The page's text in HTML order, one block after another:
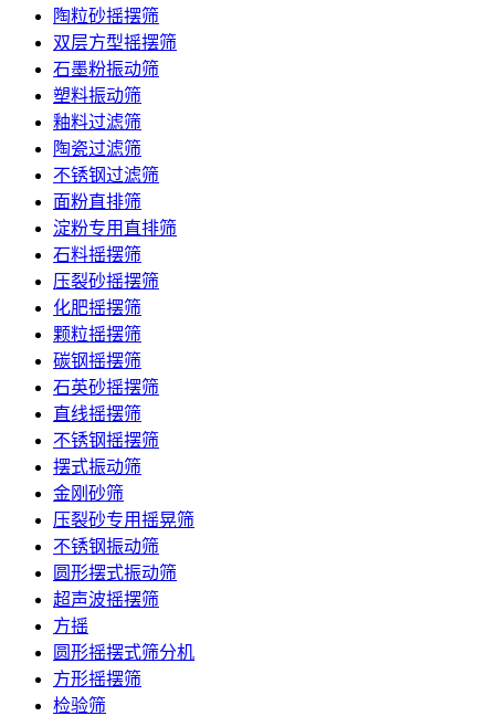
陶粒砂摇摆筛
双层方型摇摆筛
石墨粉振动筛
塑料振动筛
釉料过滤筛
陶瓷过滤筛
不锈钢过滤筛
面粉直排筛
淀粉专用直排筛
石料摇摆筛
压裂砂摇摆筛
化肥摇摆筛
颗粒摇摆筛
碳钢摇摆筛
石英砂摇摆筛
直线摇摆筛
不锈钢摇摆筛
摆式振动筛
金刚砂筛
压裂砂专用摇晃筛
不锈钢振动筛
圆形摆式振动筛
超声波摇摆筛
方摇
圆形摇摆式筛分机
方形摇摆筛
检验筛